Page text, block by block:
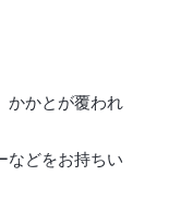
かかとが覆われ
などをお持ちい